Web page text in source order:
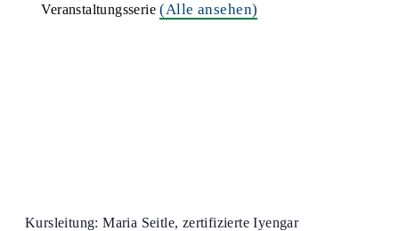
Veranstaltungsserie(Alle ansehen)
Kursleitung: Maria Seitle, zertifizierte Iyengar